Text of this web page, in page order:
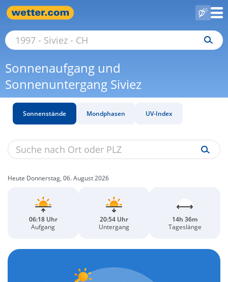
Sonnenaufgang und
Sonnenuntergang Siviez
Sonnenstände Mondphasen UV-Index
Heute Donnerstag, 06. August 2026
06:18 Uhr
Aufgang
20:54 Uhr
Untergang
14h 36m
Tageslänge